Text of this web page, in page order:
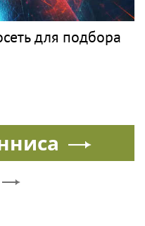
для подбора